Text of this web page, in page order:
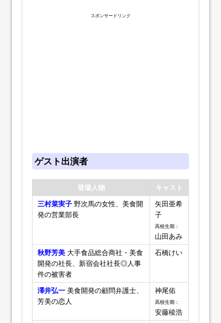
スポンサードリンク
ゲスト出演者
登場人物
キャスト
三村菜実子 野次馬の女性、美食開
発の営業部長
矢田亜希
子
高校生期：
山田あみ
秋野芳美 大手食品総合商社・美食
開発の社長、新宿会社社長◎人事
件の被害者
石橋けい
澤井弘一 美食開発の顧問弁護士、
芳美の恋人
神尾佑
高校生期：
安藤稜浩